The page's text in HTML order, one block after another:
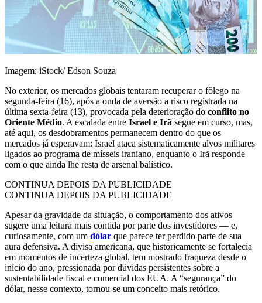
Imagem: iStock/ Edson Souza
No exterior, os mercados globais tentaram recuperar o fôlego na
segunda-feira (16), após a onda de aversão a risco registrada na
última sexta-feira (13), provocada pela deterioração do conflito no
Oriente Médio. A escalada entre Israel e Irã segue em curso, mas,
até aqui, os desdobramentos permanecem dentro do que os
mercados já esperavam: Israel ataca sistematicamente alvos militares
ligados ao programa de mísseis iraniano, enquanto o Irã responde
com o que ainda lhe resta de arsenal balístico.
CONTINUA DEPOIS DA PUBLICIDADE
CONTINUA DEPOIS DA PUBLICIDADE
Apesar da gravidade da situação, o comportamento dos ativos
sugere uma leitura mais contida por parte dos investidores — e,
curiosamente, com um dólar que parece ter perdido parte de sua
aura defensiva. A divisa americana, que historicamente se fortalecia
em momentos de incerteza global, tem mostrado fraqueza desde o
início do ano, pressionada por dúvidas persistentes sobre a
sustentabilidade fiscal e comercial dos EUA. A “segurança” do
dólar, nesse contexto, tornou-se um conceito mais retórico.